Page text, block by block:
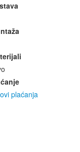
plaćanja